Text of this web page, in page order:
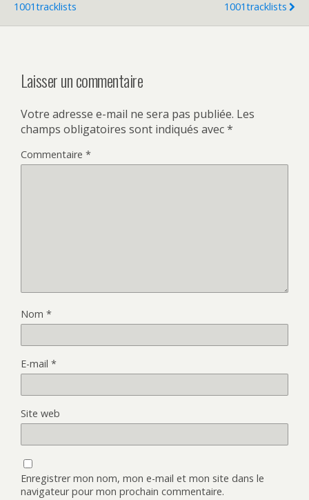
1001tracklists
1001tracklists
Laisser un commentaire
Votre adresse e-mail ne sera pas publiée. Les
champs obligatoires sont indiqués avec*
Commentaire *
Nom *
E-mail *
Site web
Enregistrer mon nom, mon e-mail et mon site dans le
navigateur pour mon prochain commentaire.